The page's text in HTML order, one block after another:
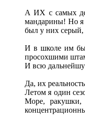
А ИХ с самых
мандарины! Но я
был у них
И в школе им
просохшими
И всю
Да, их
Летом я один
Море, ракушки,